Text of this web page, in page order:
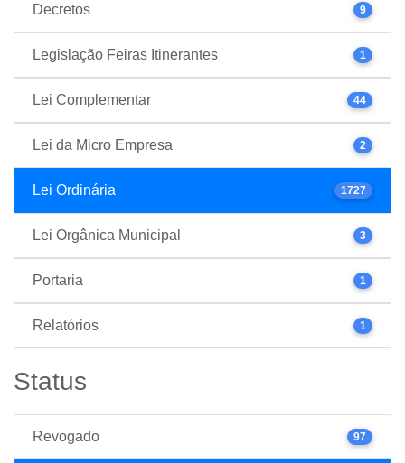
Decretos 9
Legislação Feiras Itinerantes 1
Lei Complementar 44
Lei da Micro Empresa 2
Lei Ordinária 1727
Lei Orgânica Municipal 3
Portaria 1
Relatórios 1
Status
Revogado 97